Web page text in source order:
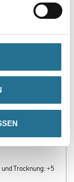
rationell zu
ein Anstrich
Trocknung: +5